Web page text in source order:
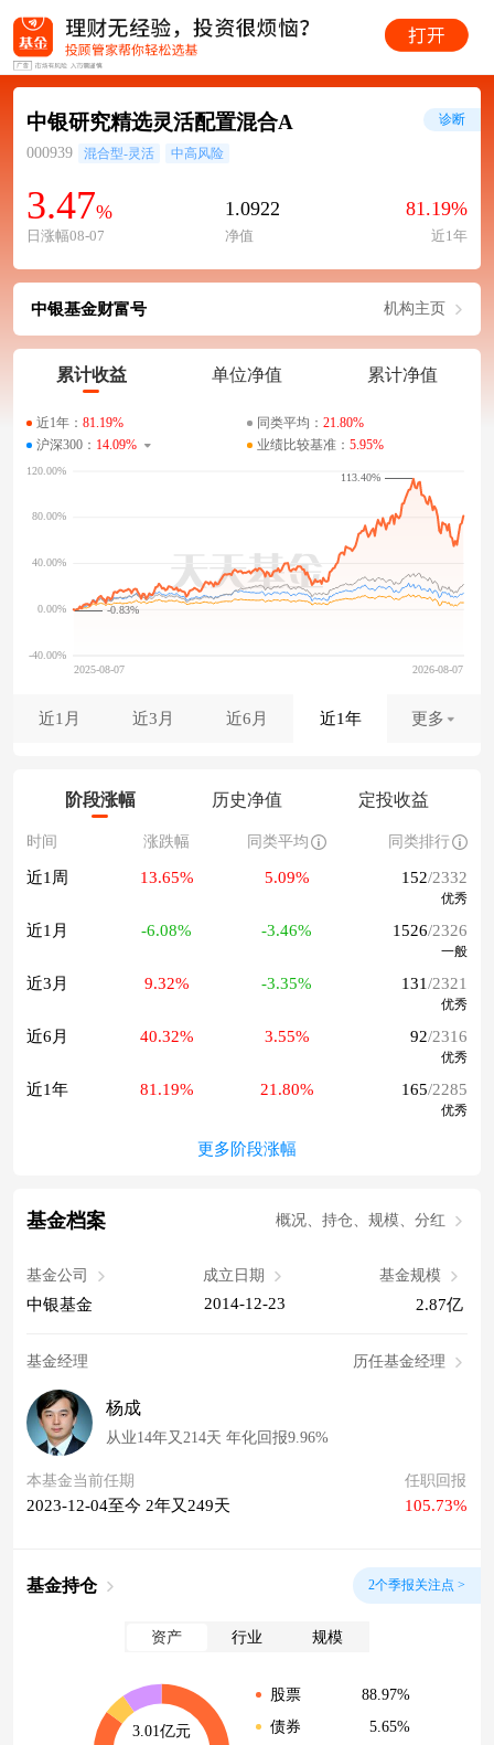
中银研究精选灵活配置混合A
000939 混合型-灵活 中高风险
3.47%
日涨幅08-07
1.0922
净值
81.19%
近1年
诊断
中银基金财富号 机构主页
累计收益 单位净值 累计净值
近1年： 81.19% 同类平均： 21.80%
沪深300： 14.09% 业绩比较基准： 5.95%
-0.83%
113.40%
近1月 近3月 近6月 近1年 更多
阶段涨幅 历史净值 定投收益
时间 涨跌幅 同类平均 同类排行
近1周 13.65% 5.09% 152/2332
优秀
近1月 -6.08% -3.46% 1526/2326
一般
近3月 9.32% -3.35% 131/2321
优秀
近6月 40.32% 3.55% 92/2316
优秀
近1年 81.19% 21.80% 165/2285
优秀
更多阶段涨幅
基金档案 概况、持仓、规模、分红
基金公司
中银基金
成立日期
2014-12-23
基金规模
2.87亿
基金经理 历任基金经理
杨成
从业14年又214天 年化回报9.96%
本基金当前任期
2023-12-04至今 2年又249天
任职回报
105.73%
基金持仓 2个季报关注点 >
资产 行业 规模
3.01亿元
股票
88.97%
债券
5.65%